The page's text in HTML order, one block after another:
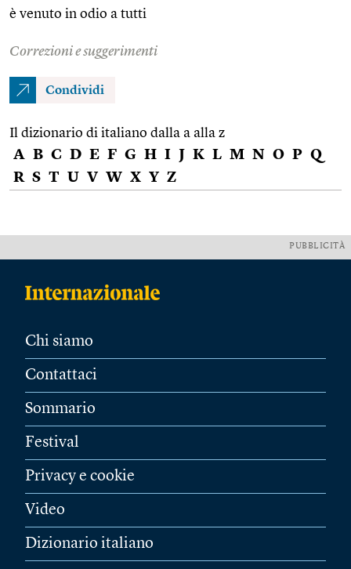
è venuto in odio a tutti
Correzioni e suggerimenti
Condividi
Il dizionario di italiano dalla a alla z
A B C D E F G H I J K L M N O P Q
R S T U V W X Y Z
PUBBLICITÀ
Chi siamo
Contattaci
Sommario
Festival
Privacy e cookie
Video
Dizionario italiano